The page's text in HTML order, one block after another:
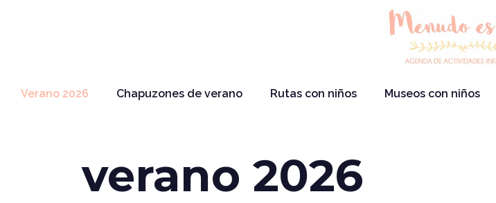
Verano 2026 Chapuzones de verano Rutas con niños Museos con niños
verano 2026